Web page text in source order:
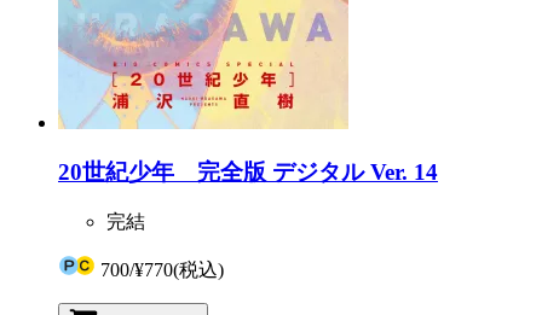
20世紀少年 完全版 デジタル Ver. 14
完結
700/¥770(税込)